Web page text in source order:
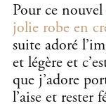
Pour ce
jolie robe en
suite adoré
et légère et
que j’adore
l’aise et rester